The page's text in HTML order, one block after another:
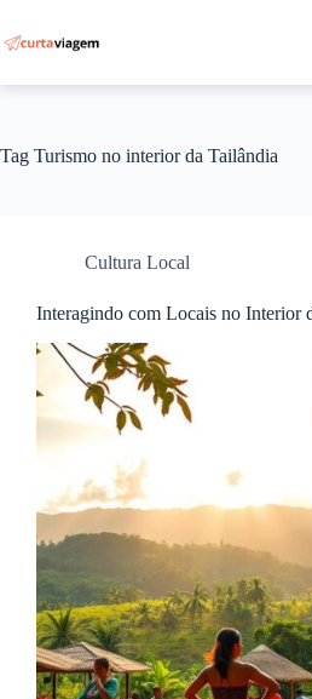
para
o
Tag Turismo no interior da Tailândia
Cultura Local
Interagindo com Locais no Interior